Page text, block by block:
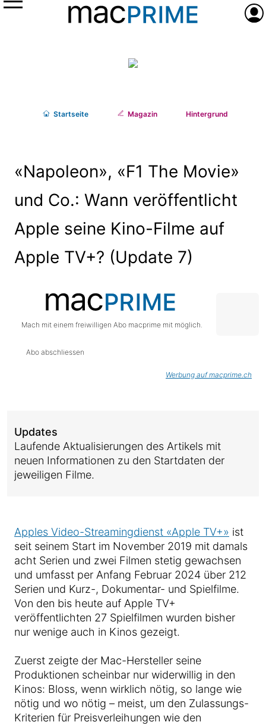
Menü
Startseite Magazin Hintergrund
«Napoleon», «F1 The Movie»
und Co.: Wann veröffentlicht
Apple seine Kino-Filme auf
Apple TV+? (Update 7)
Mach mit einem freiwilligen Abo macprime mit möglich.
Abo abschliessen
Werbung auf macprime.ch
Updates
Laufende Aktualisierungen des Artikels mit
neuen Informationen zu den Startdaten der
jeweiligen Filme.
Apples Video-Streamingdienst «Apple TV+» ist
seit seinem Start im November 2019 mit damals
acht Serien und zwei Filmen stetig gewachsen
und umfasst per Anfang Februar 2024 über 212
Serien und Kurz-, Dokumentar- und Spielfilme.
Von den bis heute auf Apple TV+
veröffentlichten 27 Spielfilmen wurden bisher
nur wenige auch in Kinos gezeigt.
Zuerst zeigte der Mac-Hersteller seine
Produktionen scheinbar nur widerwillig in den
Kinos: Bloss, wenn wirklich nötig, so lange wie
nötig und wo nötig – meist, um den Zulassungs-
Kriterien für Preisverleihungen wie den